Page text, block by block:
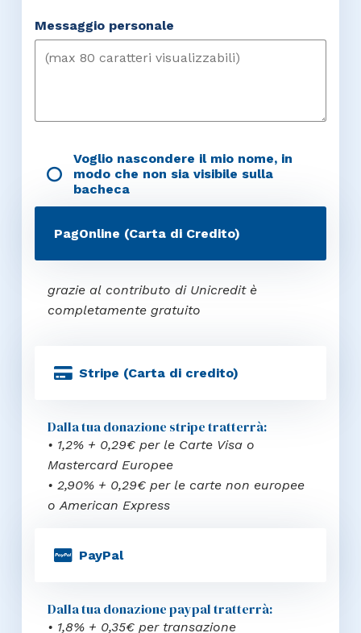
Messaggio personale
Voglio nascondere il mio nome, in
modo che non sia visibile sulla
bacheca
PagOnline (Carta di Credito)
grazie al contributo di Unicredit è
completamente gratuito
Stripe (Carta di credito)
Dalla tua donazione stripe tratterrà:
• 1,2% + 0,29€ per le Carte Visa o
Mastercard Europee
• 2,90% + 0,29€ per le carte non europee
o American Express
PayPal
Dalla tua donazione paypal tratterrà:
• 1,8% + 0,35€ per transazione